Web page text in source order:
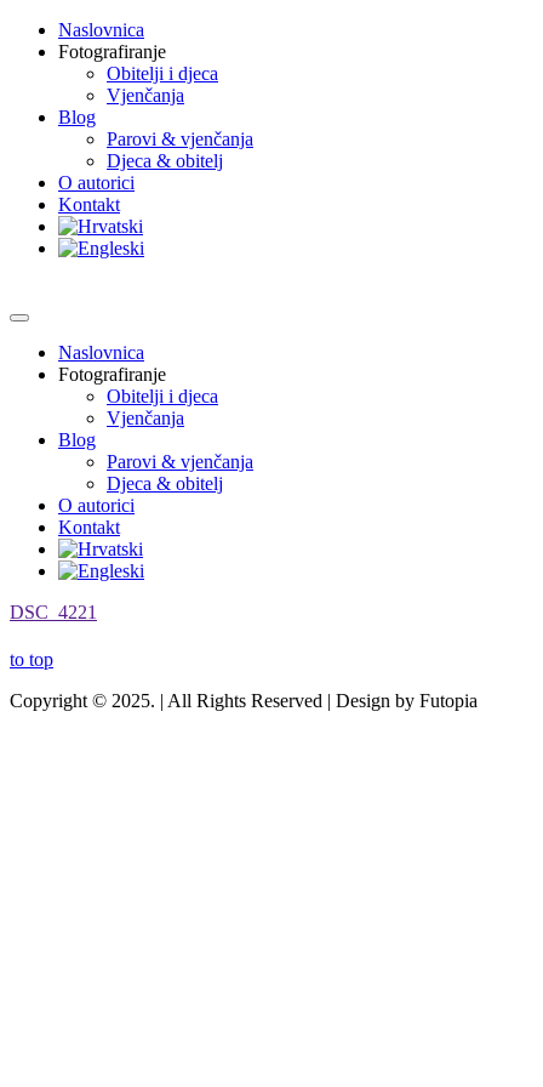
Naslovnica
Fotografiranje
Obitelji i djeca
Vjenčanja
Blog
Parovi & vjenčanja
Djeca & obitelj
O autorici
Kontakt
Naslovnica
Fotografiranje
Obitelji i djeca
Vjenčanja
Blog
Parovi & vjenčanja
Djeca & obitelj
O autorici
Kontakt
DSC_4221
to top
Copyright © 2025. | All Rights Reserved | Design by Futopia